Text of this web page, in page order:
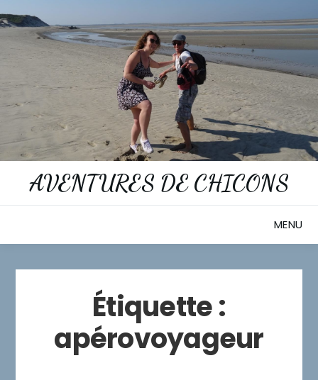
to
content
AVENTURES DE CHICONS
MENU
Étiquette :
apérovoyageur